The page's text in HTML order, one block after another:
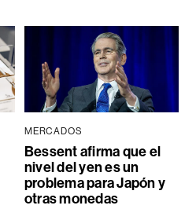
MERCADOS
Bessent afirma que el
nivel del yen es un
problema para Japón y
otras monedas